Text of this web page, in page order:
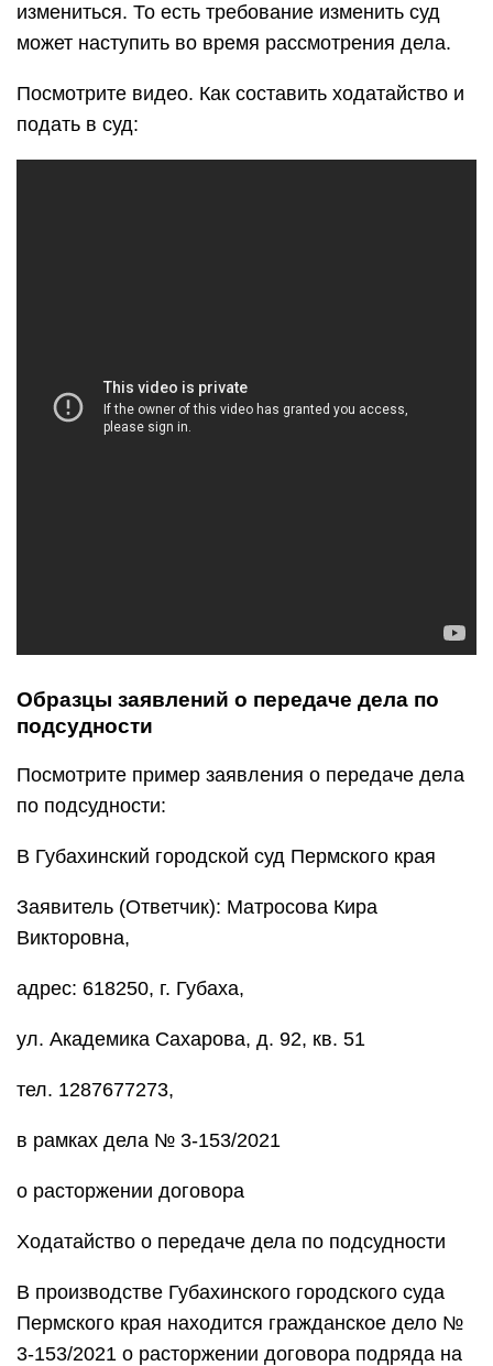
измениться. То есть требование изменить суд
может наступить во время рассмотрения дела.
Посмотрите видео. Как составить ходатайство и
подать в суд:
Образцы заявлений о передаче дела по
подсудности
Посмотрите пример заявления о передаче дела
по подсудности:
В Губахинский городской суд Пермского края
Заявитель (Ответчик): Матросова Кира
Викторовна,
адрес: 618250, г. Губаха,
ул. Академика Сахарова, д. 92, кв. 51
тел. 1287677273,
в рамках дела № 3-153/2021
о расторжении договора
Ходатайство о передаче дела по подсудности
В производстве Губахинского городского суда
Пермского края находится гражданское дело №
3-153/2021 о расторжении договора подряда на